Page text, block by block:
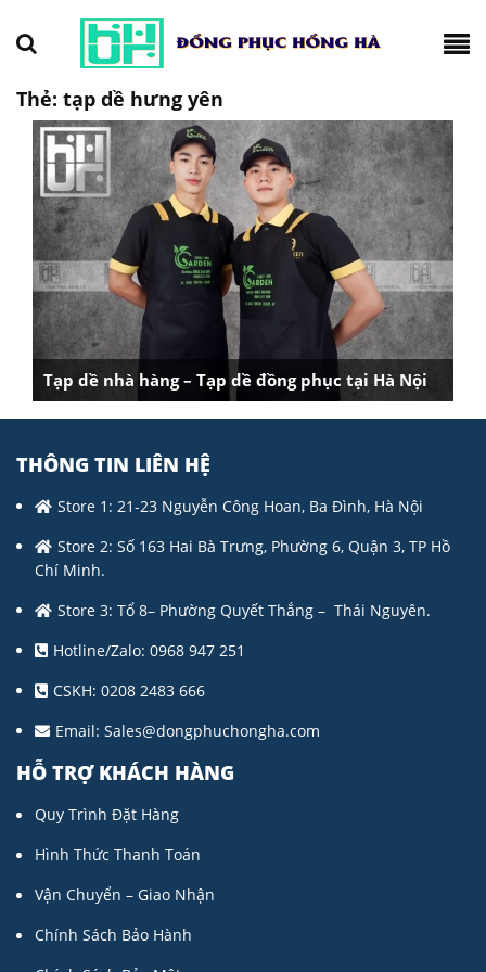
Thẻ: tạp dề hưng yên
Tạp dề nhà hàng – Tạp dề đồng phục tại Hà Nội
THÔNG TIN LIÊN HỆ
Store 1: 21-23 Nguyễn Công Hoan, Ba Đình, Hà Nội
Store 2: Số 163 Hai Bà Trưng, Phường 6, Quận 3, TP Hồ
Chí Minh.
Store 3: Tổ 8– Phường Quyết Thắng – Thái Nguyên.
Hotline/Zalo: 0968 947 251
CSKH: 0208 2483 666
Email: Sales@dongphuchongha.com
HỖ TRỢ KHÁCH HÀNG
Quy Trình Đặt Hàng
Hình Thức Thanh Toán
Vận Chuyển – Giao Nhận
Chính Sách Bảo Hành